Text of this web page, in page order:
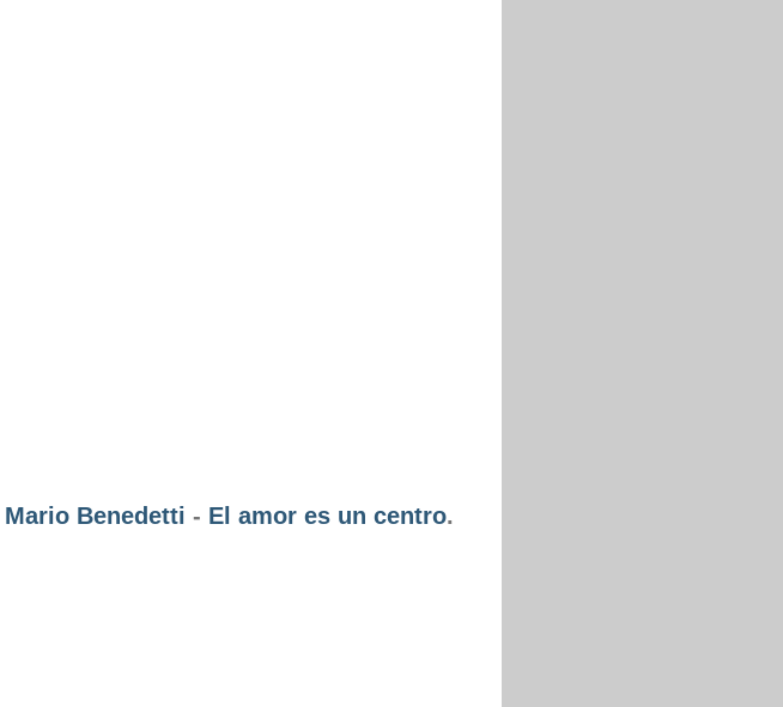
Mario Benedetti - El amor es un centro.